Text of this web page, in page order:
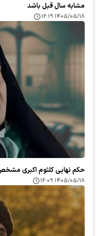
مشابه سال قبل باشد
۱۴۰۵/۰۵/۱۸ ۱۶:۱۹
حکم نهایی کلثوم اکبری
۱۴۰۵/۰۵/۱۸ ۱۶:۰۹